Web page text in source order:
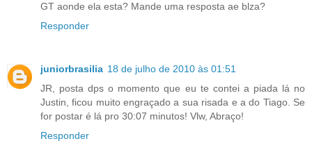
GT aonde ela esta? Mande uma resposta ae blza?
Responder
juniorbrasilia 18 de julho de 2010 às 01:51
JR, posta dps o momento que eu te contei a piada lá no
Justin, ficou muito engraçado a sua risada e a do Tiago. Se
for postar é lá pro 30:07 minutos! Vlw, Abraço!
Responder